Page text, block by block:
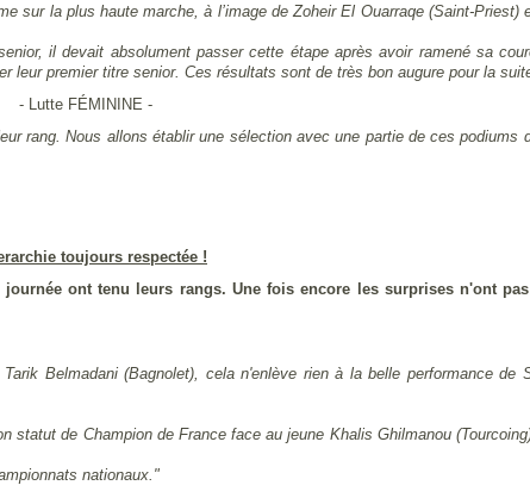
sur la plus haute marche, à l’image de Zoheir El Ouarraqe (Saint-Priest)
il devait absolument passer cette étape après avoir ramené sa
leur premier titre senior. Ces résultats sont de très bon augure pour la
- Lutte FÉMININE -
rang. Nous allons établir une sélection avec une partie de ces podiums
toujours respectée !
ont tenu leurs rangs. Une fois encore les surprises n'ont
Belmadani (Bagnolet), cela n'enlève rien à la belle performance de
statut de Champion de France face au jeune Khalis Ghilmanou
nationaux."